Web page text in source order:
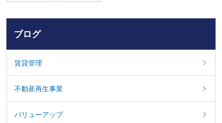
ブログ
賃貸管理
不動産再生事業
バリューアップ